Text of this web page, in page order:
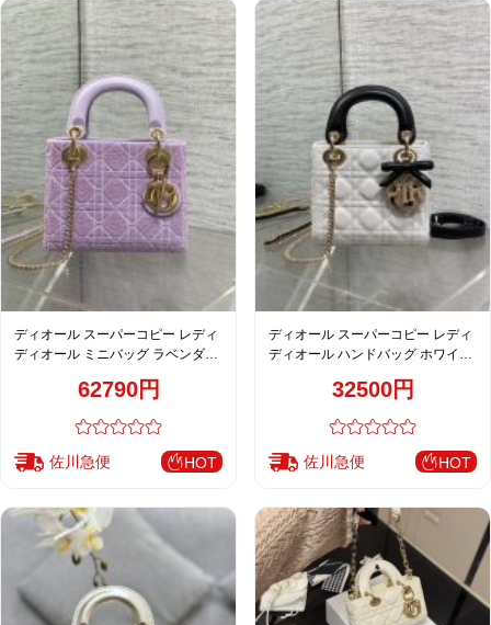
ディオール スーパーコピー レディ
ディオール ミニバッグ ラベンダー
ミニンデザイン62790円
佐川急便 HOT
ディオール スーパーコピー レディ
ディオール ハンドバッグ ホワイト
ング 2WAY仕様 新作
32500円
佐川急便 HOT